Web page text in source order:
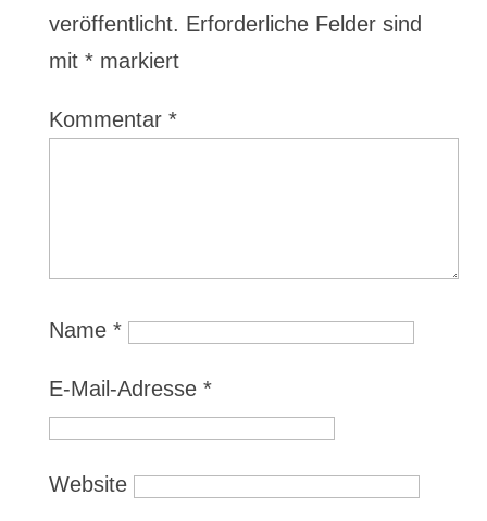
veröffentlicht. Erforderliche Felder sind
mit *markiert
Kommentar *
Name *
E-Mail-Adresse *
Website